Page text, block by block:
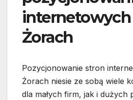
Żorach
Pozycjonowanie stron
Żorach niesie ze sobą wiele
dla małych firm, jak i dużych